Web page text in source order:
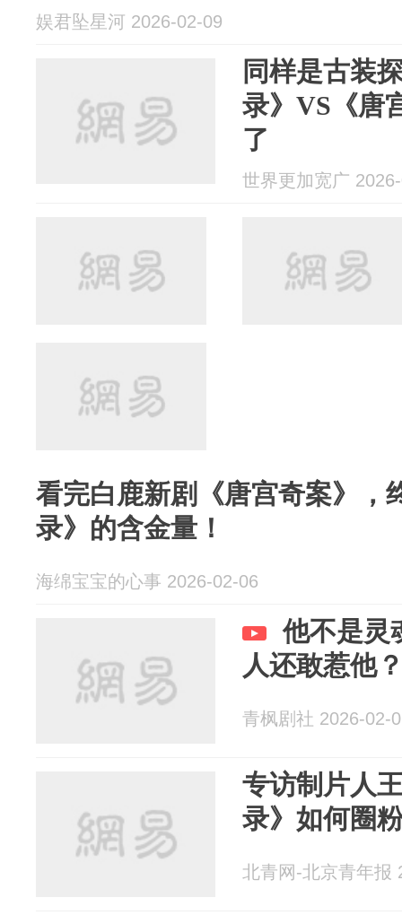
娱君坠星河 2026-02-09
同样是古装
录》VS《唐
了
世界更加宽广
看完白鹿新剧《唐宫奇案》，
录》的含金量！
海绵宝宝的心事 2026-02-06
他不是灵
人还敢惹他
青枫剧社 2026-02-
专访制片人
录》如何圈
北青网-北京青年报